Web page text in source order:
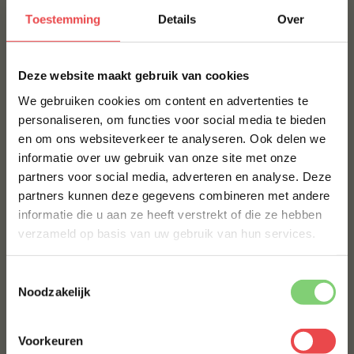
Toestemming Details Over
Deze website maakt gebruik van cookies
We gebruiken cookies om content en advertenties te
personaliseren, om functies voor social media te bieden
en om ons websiteverkeer te analyseren. Ook delen we
informatie over uw gebruik van onze site met onze
partners voor social media, adverteren en analyse. Deze
partners kunnen deze gegevens combineren met andere
informatie die u aan ze heeft verstrekt of die ze hebben
verzameld op basis van uw gebruik van hun services.
Noodzakelijk
Voorkeuren
veehouderijen zodat het bbq vlees wat jij bestelt een
zo’n klein mogelijke ecologische voetprint achterlaat.
bestellen?
Ga je gang! We hebben voor ieder wat wils. Ga je
voor de toegankelijke bbq? Kijk dan even voor een
bbq vlees pakket. Die lust iedereen. Of ga voor een
unieke smaakbeleving met Wagyu uit Japan of
Picanha uit alle windstreken.
In ieder geval, we hebben voor ieder wat wils. Jouw
bbq vlees of bbq vleespakket bestel je bij ons. Wat
van deur tot deur. Heb jij al besteld? Dat scheelt weer
een ritje naar de supermarkt om jouw bbq vlees te
10% korting op je
eerste bestelling*
Schrijf je in voor onze nieuwsbrief en ontvang direct
10% korting op jouw eerste bestelling.
ACHTERNAAM